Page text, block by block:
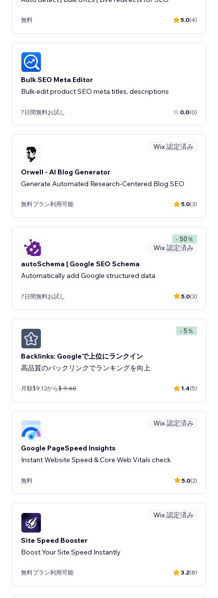
無料 5.0(4)
Bulk SEO Meta Editor
Bulk-edit product SEO meta titles, descriptions
7日間無料お試し 0.0(0)
Wix 認定済み
Orwell - AI Blog Generator
Generate Automated Research-Centered Blog SEO
無料プラン利用可能 5.0(3)
- 50％
Wix 認定済み
autoSchema | Google SEO Schema
Automatically add Google structured data
7日間無料お試し 5.0(3)
- 5％
Backlinks: Googleで上位にランクイン
高品質のバックリンクでランキングを向上
月額$9.12から$ 9.60 1.4(5)
Wix 認定済み
Google PageSpeed Insights
Instant Website Speed & Core Web Vitals check
無料 5.0(2)
Wix 認定済み
Site Speed Booster
Boost Your Site Speed Instantly
無料プラン利用可能 3.2(8)